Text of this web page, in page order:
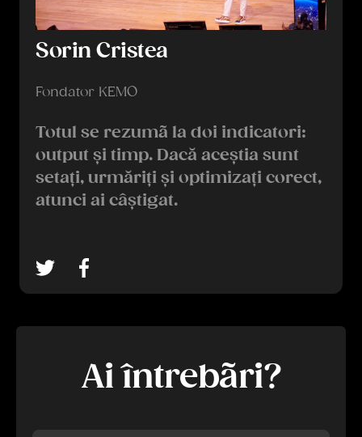
Sorin Cristea
Fondator KEMO
Totul se rezumã la doi indicatori:
output și timp. Dacă aceștia sunt
setați, urmăriți și optimizați corect,
atunci ai câștigat.
Ai întrebãri?